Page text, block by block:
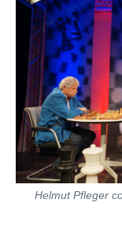
Helmut Pfleger